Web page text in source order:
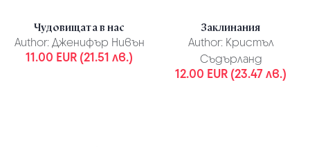
Чудовищата в нас
Author: Дженифър Нивън
11.00 EUR (21.51 лв.)
Заклинания
Author: Кристъл
Съдърланд
12.00 EUR (23.47 лв.)